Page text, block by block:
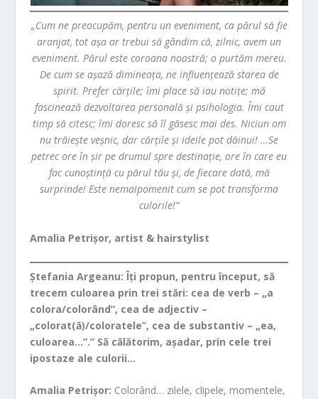
„Cum ne preocupăm, pentru un eveniment, ca părul să fie
aranjat, tot așa ar trebui să gândim că, zilnic, avem un
eveniment. Părul este coroana noastră; o purtăm mereu.
De cum se așază dimineața, ne influențează starea de
spirit. Prefer cărțile; îmi place să iau notițe; mă
fascinează dezvoltarea personală și psihologia. Îmi caut
timp să citesc; îmi doresc să îl găsesc mai des. Niciun om
nu trăiește veșnic, dar cărțile și ideile pot dăinui! …Se
petrec ore în șir pe drumul spre destinație, ore în care eu
fac cunoștință cu părul tău și, de fiecare dată, mă
surprinde! Este nemaipomenit cum se pot transforma
culorile!”
Amalia Petrișor, artist & hairstylist
Ștefania Argeanu: Îți propun, pentru început, să
trecem culoarea prin trei stări: cea de verb – „a
colora/colorând”, cea de adjectiv –
„colorat(ă)/coloratele”, cea de substantiv – „ea,
culoarea…”.” Să călătorim, așadar, prin cele trei
ipostaze ale culorii…
Amalia Petrișor: Colorând… zilele, clipele, momentele,